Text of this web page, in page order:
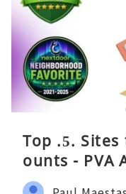
Top .5. Sites
ounts - PVA